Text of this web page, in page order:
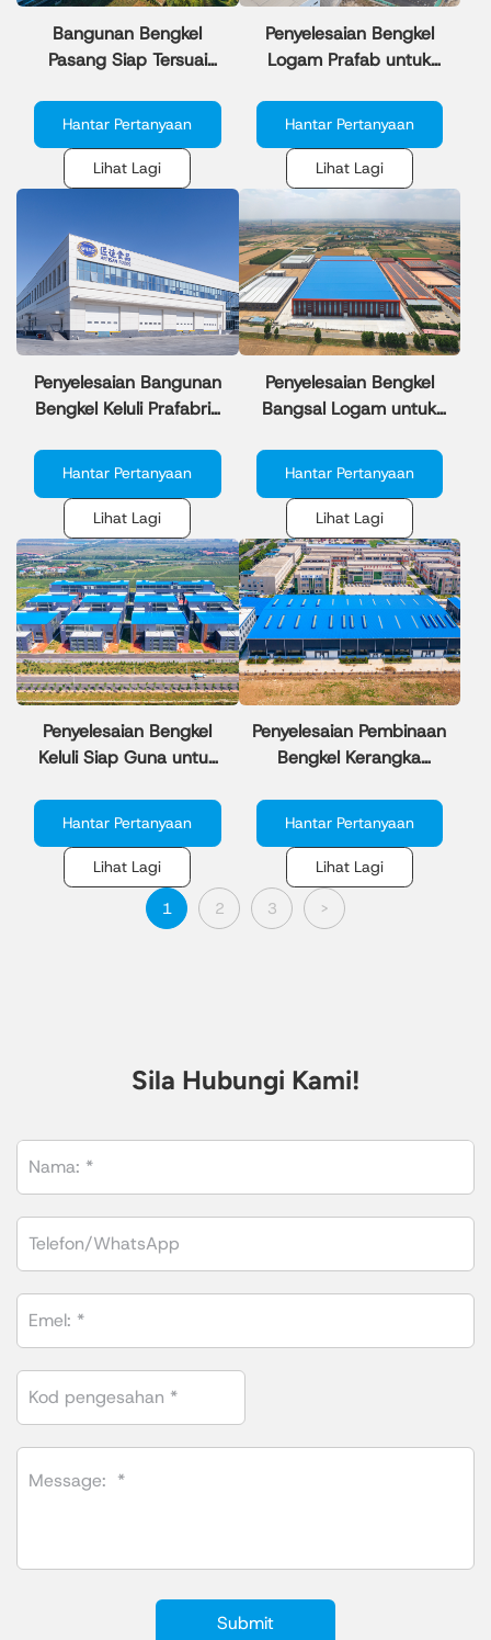
Bangunan Bengkel
Pasang Siap Tersuai
Hantar Pertanyaan
Lihat Lagi
Penyelesaian Bengkel
Logam Prafab untuk
Hantar Pertanyaan
Lihat Lagi
Penyelesaian Bangunan
Bengkel Keluli Prafabrik
Hantar Pertanyaan
Lihat Lagi
Penyelesaian Bengkel
Bangsal Logam untuk
Hantar Pertanyaan
Lihat Lagi
Penyelesaian Bengkel
Keluli Siap Guna untuk
Hantar Pertanyaan
Lihat Lagi
Penyelesaian Pembinaan
Bengkel Kerangka
Hantar Pertanyaan
Lihat Lagi
1 2 3 >
Sila Hubungi Kami!